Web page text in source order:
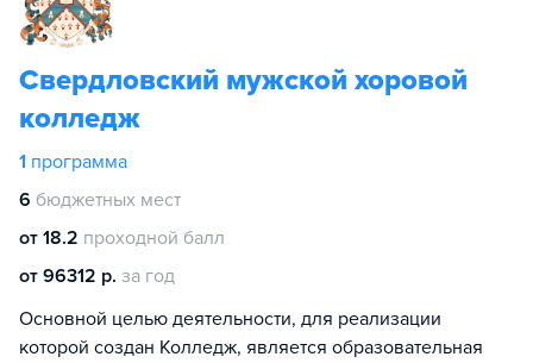
Свердловский мужской хоровой
колледж
1 программа
6 бюджетных мест
от 18.2 проходной балл
от 96312 р. за год
Основной целью деятельности, для реализации
которой создан Колледж, является образовательная